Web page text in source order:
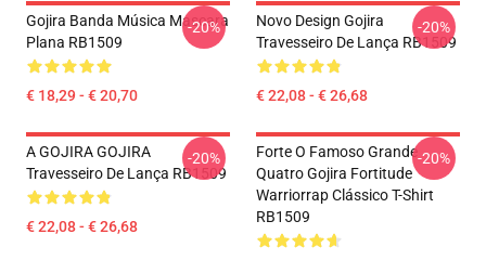
Gojira Banda Música Mascara
Plana RB1509
€ 18,29 - € 20,70
-20%
Novo Design Gojira
Travesseiro De Lança RB1509
€ 22,08 - € 26,68
-20%
A GOJIRA GOJIRA
Travesseiro De Lança RB1509
€ 22,08 - € 26,68
-20%
Forte O Famoso Grande
Quatro Gojira Fortitude
Warriorrap Clássico T-Shirt
RB1509
-20%